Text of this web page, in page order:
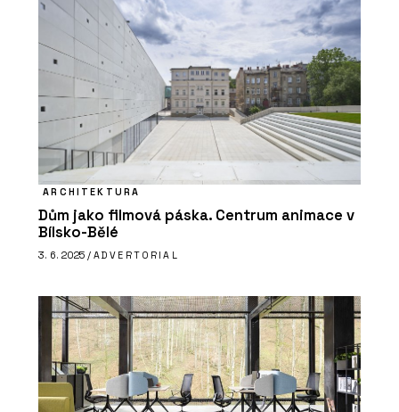
ARCHITEKTURA
Dům jako filmová páska. Centrum animace v
Bílsko-Bělé
3. 6. 2025 / ADVERTORIAL